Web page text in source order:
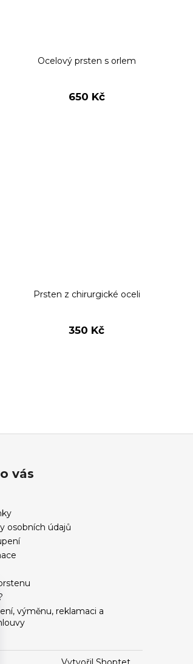
Ocelový prsten s orlem
650 Kč
Prsten z chirurgické oceli
350 Kč
vás
osobních údajů
výměnu, reklamaci a